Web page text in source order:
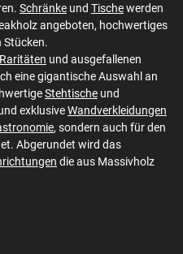
Schränke und Tischewerden
angeboten, hochwertiges
Stücken.
Raritäten und ausgefallenen
eine gigantische Auswahl an
Stehtische und
exklusiveWandverkleidungen
, sondern auch für den
Abgerundet wird das
die aus Massivholz